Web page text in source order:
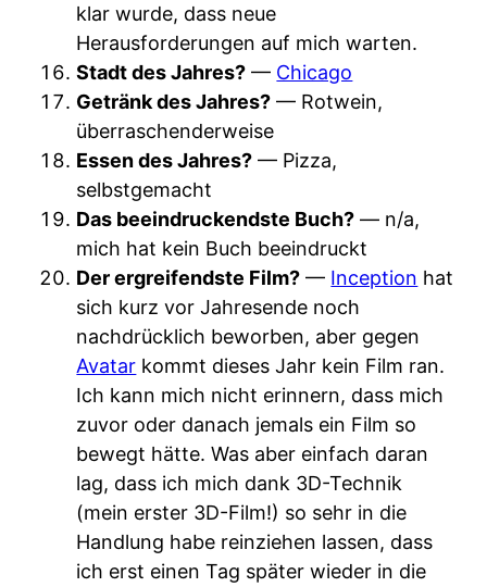
klar wurde, dass neue
Herausforderungen auf mich warten.
Stadt des Jahres? — Chicago
Getränk des Jahres? — Rotwein,
überraschenderweise
Essen des Jahres? — Pizza,
selbstgemacht
Das beeindruckendste Buch? — n/a,
mich hat kein Buch beeindruckt
Der ergreifendste Film? — Inception hat
sich kurz vor Jahresende noch
nachdrücklich beworben, aber gegen
Avatar kommt dieses Jahr kein Film ran.
Ich kann mich nicht erinnern, dass mich
zuvor oder danach jemals ein Film so
bewegt hätte. Was aber einfach daran
lag, dass ich mich dank 3D-Technik
(mein erster 3D-Film!) so sehr in die
Handlung habe reinziehen lassen, dass
ich erst einen Tag später wieder in die